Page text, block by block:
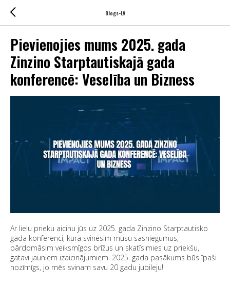
Blogs-LV
Pievienojies mums 2025. gada
Zinzino Starptautiskajā gada
konferencē: Veselība un Bizness
Ar lielu prieku aicinu jūs uz 2025. gada Zinzino Starptautisko
gada konferenci, kurā svinēsim mūsu sasniegumus,
pārdomāsim veiksmīgos brīžus un skatīsimies uz priekšu,
gatavi jauniem izaicinājumiem. 2025. gada pasākums būs īpaši
nozīmīgs, jo mēs svinam savu 20 gadu jubileju!